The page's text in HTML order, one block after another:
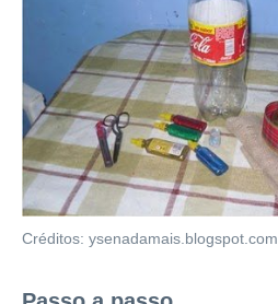
Créditos: ysenadamais.blogspot.com